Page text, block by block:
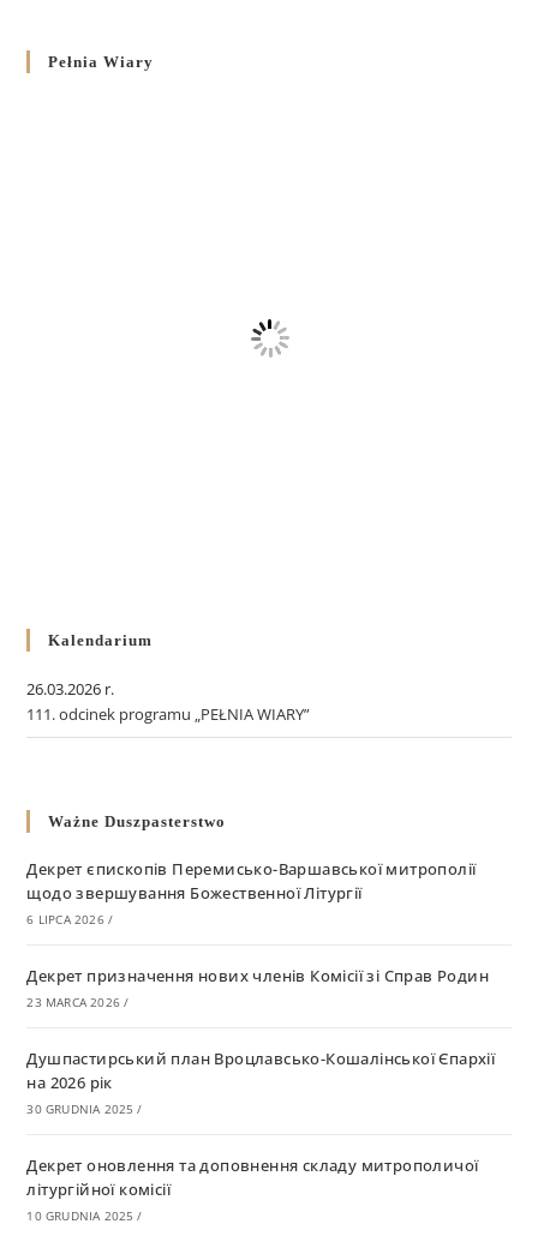
Pełnia Wiary
Kalendarium
26.03.2026 r.
111. odcinek programu „PEŁNIA WIARY”
Ważne Duszpasterstwo
Декрет єпископів Перемисько-Варшавської митрополії
щодо звершування Божественної Літургії
6 LIPCA 2026 /
Декрет призначення нових членів Комісії зі Справ Родин
23 MARCA 2026 /
Душпастирський план Вроцлавсько-Кошалінської Єпархії
на 2026 рік
30 GRUDNIA 2025 /
Декрет оновлення та доповнення складу митрополичої
літургійної комісії
10 GRUDNIA 2025 /